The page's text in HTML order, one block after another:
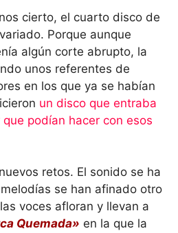
cierto, el cuarto disco de
Porque aunque
algún corte abrupto, la
unos referentes de
en los que ya se habían
un disco que entraba
podían hacer con esos
retos. El sonido se ha
se han afinado otro
voces afloran y llevan a
Quemada» en la que la